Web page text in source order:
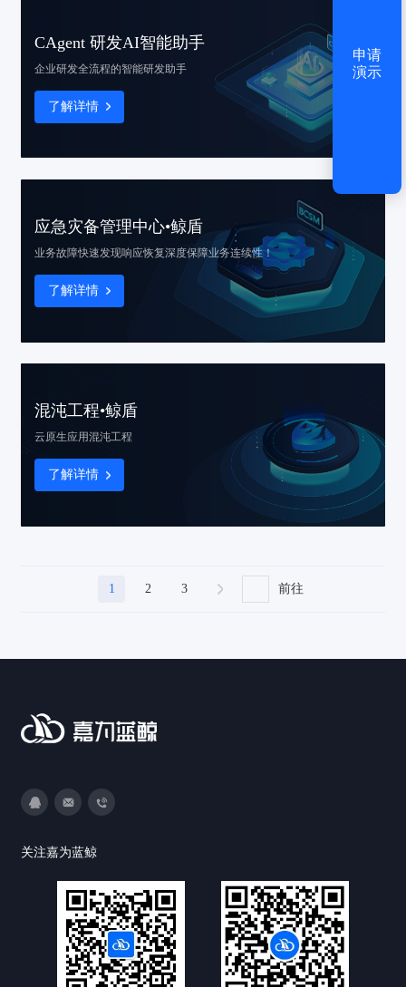
CAgent 研发AI智能助手
企业研发全流程的智能研发助手
了解详情
应急灾备管理中心•鲸盾
业务故障快速发现响应恢复深度保障业务连续性！
了解详情
混沌工程•鲸盾
云原生应用混沌工程
了解详情
1 2 3 前往
关注嘉为蓝鲸
申请
演示